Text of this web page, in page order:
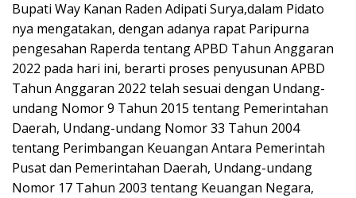
Bupati Way Kanan Raden Adipati Surya,dalam Pidato
nya mengatakan, dengan adanya rapat Paripurna
pengesahan Raperda tentang APBD Tahun Anggaran
2022 pada hari ini, berarti proses penyusunan APBD
Tahun Anggaran 2022 telah sesuai dengan Undang-
undang Nomor 9 Tahun 2015 tentang Pemerintahan
Daerah, Undang-undang Nomor 33 Tahun 2004
tentang Perimbangan Keuangan Antara Pemerintah
Pusat dan Pemerintahan Daerah, Undang-undang
Nomor 17 Tahun 2003 tentang Keuangan Negara,